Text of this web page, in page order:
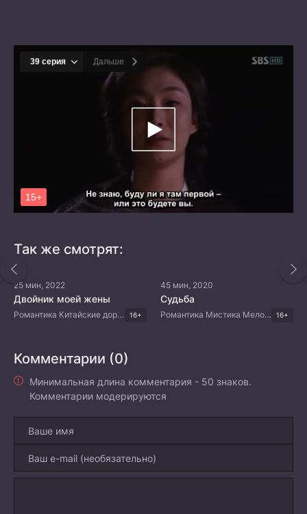
Так же смотрят:
25 мин, 2022
Двойник моей жены
Романтика Китайские дорамы 16+
45 мин, 2020
Судьба
Романтика Мистика Мелодрама Китайские дорамы 16+
Комментарии (0)
Минимальная длина комментария - 50 знаков.
Комментарии модерируются